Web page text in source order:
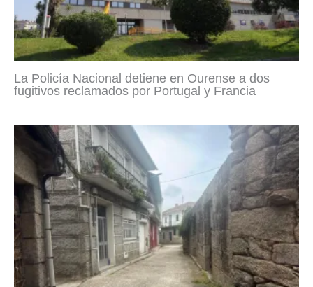
La Policía Nacional detiene en Ourense a dos
fugitivos reclamados por Portugal y Francia